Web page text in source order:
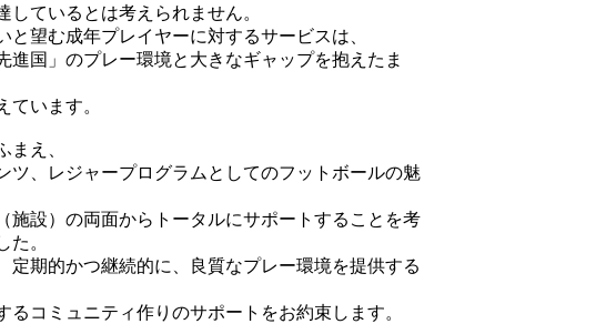
ているとは考えられません。
望む成年プレイヤーに対するサービスは、
進国」のプレー環境と大きなギャップを抱えたま
ています。
まえ、
ツ、レジャープログラムとしてのフットボールの魅
施設）の両面からトータルにサポートすることを考
た。
定期的かつ継続的に、良質なプレー環境を提供する
るコミュニティ作りのサポートをお約束します。